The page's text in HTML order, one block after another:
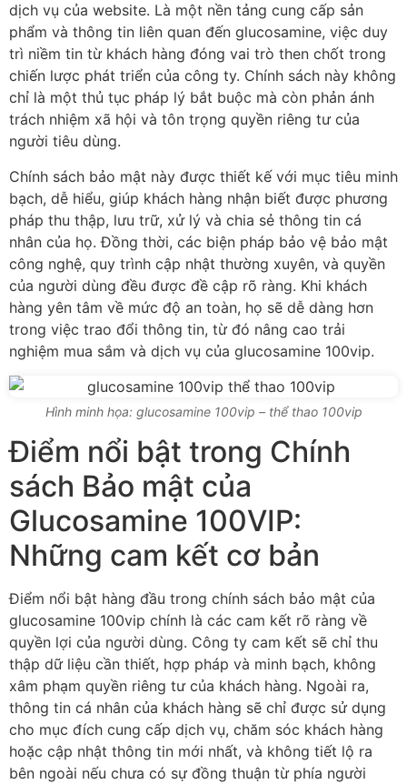
dịch vụ của website. Là một nền tảng cung cấp sản
phẩm và thông tin liên quan đến glucosamine, việc duy
trì niềm tin từ khách hàng đóng vai trò then chốt trong
chiến lược phát triển của công ty. Chính sách này không
chỉ là một thủ tục pháp lý bắt buộc mà còn phản ánh
trách nhiệm xã hội và tôn trọng quyền riêng tư của
người tiêu dùng.
Chính sách bảo mật này được thiết kế với mục tiêu minh
bạch, dễ hiểu, giúp khách hàng nhận biết được phương
pháp thu thập, lưu trữ, xử lý và chia sẻ thông tin cá
nhân của họ. Đồng thời, các biện pháp bảo vệ bảo mật
công nghệ, quy trình cập nhật thường xuyên, và quyền
của người dùng đều được đề cập rõ ràng. Khi khách
hàng yên tâm về mức độ an toàn, họ sẽ dễ dàng hơn
trong việc trao đổi thông tin, từ đó nâng cao trải
nghiệm mua sắm và dịch vụ của glucosamine 100vip.
Hình minh họa: glucosamine 100vip – thể thao 100vip
Điểm nổi bật trong Chính
sách Bảo mật của
Glucosamine 100VIP:
Những cam kết cơ bản
Điểm nổi bật hàng đầu trong chính sách bảo mật của
glucosamine 100vip chính là các cam kết rõ ràng về
quyền lợi của người dùng. Công ty cam kết sẽ chỉ thu
thập dữ liệu cần thiết, hợp pháp và minh bạch, không
xâm phạm quyền riêng tư của khách hàng. Ngoài ra,
thông tin cá nhân của khách hàng sẽ chỉ được sử dụng
cho mục đích cung cấp dịch vụ, chăm sóc khách hàng
hoặc cập nhật thông tin mới nhất, và không tiết lộ ra
bên ngoài nếu chưa có sự đồng thuận từ phía người